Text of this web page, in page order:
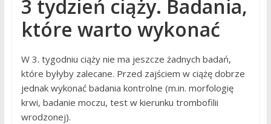
3 tydzień ciąży. Badania,
które warto wykonać
W 3. tygodniu ciąży nie ma jeszcze żadnych badań,
które byłyby zalecane. Przed zajściem w ciążę dobrze
jednak wykonać badania kontrolne (m.in. morfologię
krwi, badanie moczu, test w kierunku trombofilii
wrodzonej).